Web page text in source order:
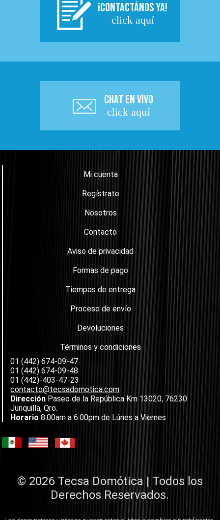
¡CONTACTÁNOS YA!
click aquí
CHAT EN VIVO
click aquí
Mi cuenta
Regístrate
Nosotros
Contacto
Aviso de privacidad
Formas de pago
Tiempos de entrega
Proceso de envío
Devoluciones
Términos y condiciones
01 (442) 674-09-47
01 (442) 674-09-48
01 (442)-403-47-23
contacto@tecsadomotica.com
Dirección Paseo de la República Km 13020, 76230
Juriquilla, Qro.
Horario 8:00am a 6:00pm de Lúnes a Viernes
© 2026 Tecsa Domótica | Todos los
Derechos Reservados.